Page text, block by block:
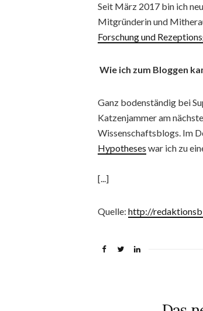
Seit März 2017 bin ich
Mitgründerin und
Forschung und
Wie ich zum Bloggen
Ganz bodenständig bei
Katzenjammer am
Wissenschaftsblogs. Im
Hypotheses war ich zu
[...]
Quelle: http://